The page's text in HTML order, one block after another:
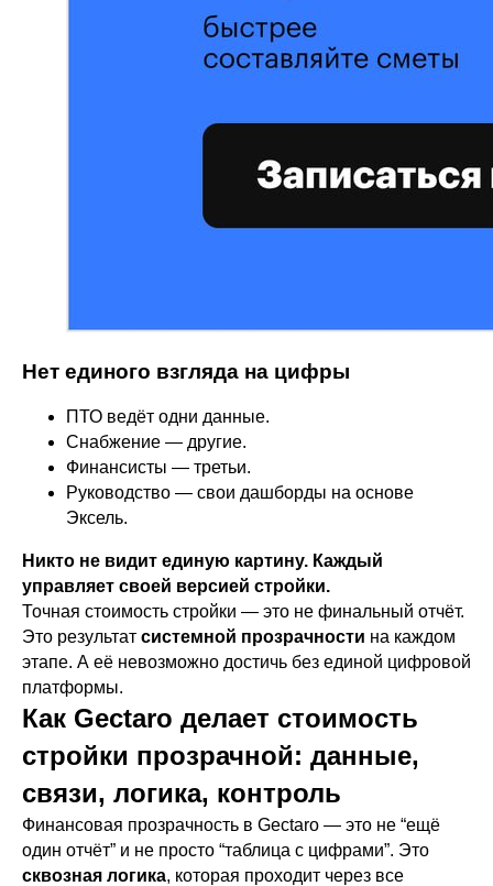
Нет единого взгляда на цифры
ПТО ведёт одни данные.
Снабжение — другие.
Финансисты — третьи.
Руководство — свои дашборды на основе
Эксель.
Никто не видит единую картину. Каждый
управляет своей версией стройки.
Точная стоимость стройки — это не финальный отчёт.
Это результат системной прозрачности на каждом
этапе. А её невозможно достичь без единой цифровой
платформы.
Как Gectaro делает стоимость
стройки прозрачной: данные,
связи, логика, контроль
Финансовая прозрачность в Gectaro — это не “ещё
один отчёт” и не просто “таблица с цифрами”. Это
сквозная логика, которая проходит через все